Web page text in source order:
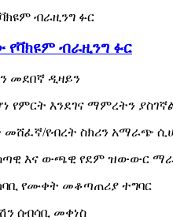
ብራዚንግ ፉር
መደበኛ ዲዛይን
የምርት እንደገና ማምረትን
የብረት ስክሪን አማራጭ
እና ውጫዊ የደም ዝውውር
የሙቀት መቆጣጠሪያ ተግባር
ሰብሳቢ መቀነስ